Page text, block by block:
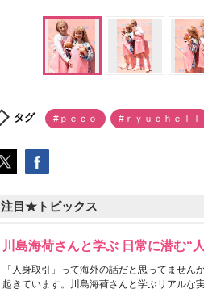
タグ #ｐｅｃｏ #ｒｙｕｃｈｅｌｌ
注目★トピックス
川島海荷さんと学ぶ 日常に潜む“
「人身取引」って海外の話だと思ってませ
起きています。川島海荷さんと学ぶリアルな実